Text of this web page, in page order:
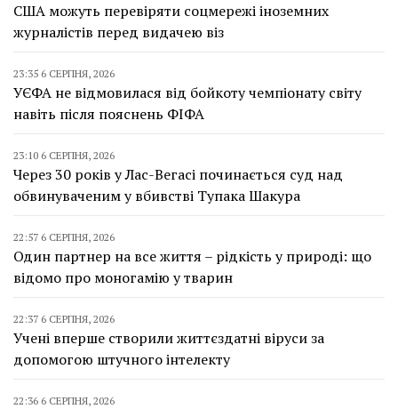
США можуть перевіряти соцмережі іноземних
журналістів перед видачею віз
23:35 6 СЕРПНЯ, 2026
УЄФА не відмовилася від бойкоту чемпіонату світу
навіть після пояснень ФІФА
23:10 6 СЕРПНЯ, 2026
Через 30 років у Лас-Вегасі починається суд над
обвинуваченим у вбивстві Тупака Шакура
22:57 6 СЕРПНЯ, 2026
Один партнер на все життя – рідкість у природі: що
відомо про моногамію у тварин
22:37 6 СЕРПНЯ, 2026
Учені вперше створили життєздатні віруси за
допомогою штучного інтелекту
22:36 6 СЕРПНЯ, 2026